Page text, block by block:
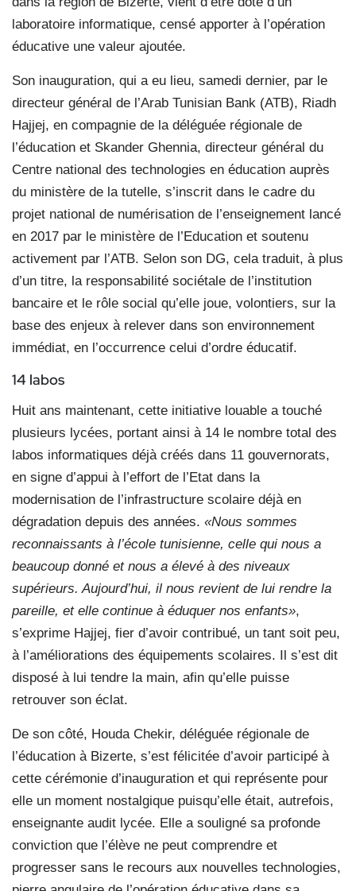
laboratoire informatique, censé apporter à l’opération
éducative une valeur ajoutée.
Son inauguration, qui a eu lieu, samedi dernier, par le
directeur général de l’Arab Tunisian Bank (ATB), Riadh
Hajjej, en compagnie de la déléguée régionale de
l’éducation et Skander Ghennia, directeur général du
Centre national des technologies en éducation auprès
du ministère de la tutelle, s’inscrit dans le cadre du
projet national de numérisation de l’enseignement lancé
en 2017 par le ministère de l’Education et soutenu
activement par l’ATB. Selon son DG, cela traduit, à plus
d’un titre, la responsabilité sociétale de l’institution
bancaire et le rôle social qu’elle joue, volontiers, sur la
base des enjeux à relever dans son environnement
immédiat, en l’occurrence celui d’ordre éducatif.
14 labos
Huit ans maintenant, cette initiative louable a touché
plusieurs lycées, portant ainsi à 14 le nombre total des
labos informatiques déjà créés dans 11 gouvernorats,
en signe d’appui à l’effort de l’Etat dans la
modernisation de l’infrastructure scolaire déjà en
dégradation depuis des années. «Nous sommes
reconnaissants à l’école tunisienne, celle qui nous a
beaucoup donné et nous a élevé à des niveaux
supérieurs. Aujourd’hui, il nous revient de lui rendre la
pareille, et elle continue à éduquer nos enfants»,
s’exprime Hajjej, fier d’avoir contribué, un tant soit peu,
à l’améliorations des équipements scolaires. Il s’est dit
disposé à lui tendre la main, afin qu’elle puisse
retrouver son éclat.
De son côté, Houda Chekir, déléguée régionale de
l’éducation à Bizerte, s’est félicitée d’avoir participé à
cette cérémonie d’inauguration et qui représente pour
elle un moment nostalgique puisqu’elle était, autrefois,
enseignante audit lycée. Elle a souligné sa profonde
conviction que l’élève ne peut comprendre et
progresser sans le recours aux nouvelles technologies,